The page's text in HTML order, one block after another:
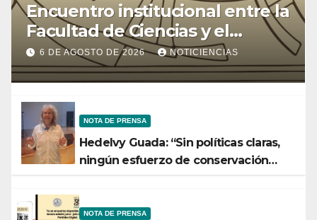
Encuentro institucional entre la
Facultad de Ciencias y el
Ministerio de Ciencia y
Tecnología
6 DE AGOSTO DE 2026 NOTICIENCIAS
NOTA DE PRENSA
Hedelvy Guada: “Sin políticas claras,
ningún esfuerzo de conservación
NOTA DE PRENSA